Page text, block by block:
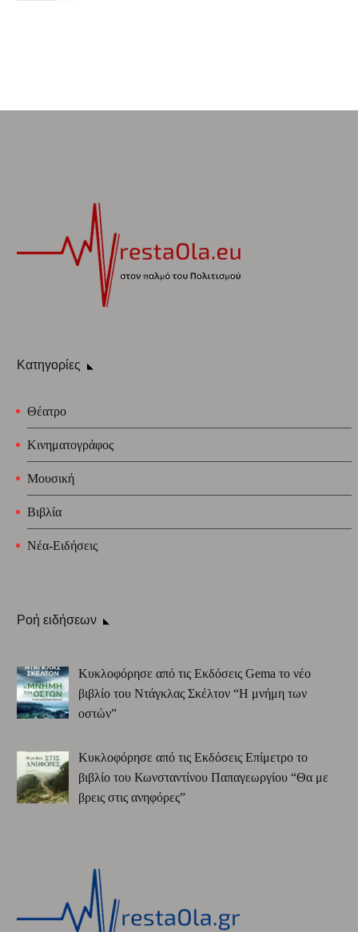
Κατηγορίες
Θέατρο
Κινηματογράφος
Μουσική
Βιβλία
Νέα-Ειδήσεις
Ροή ειδήσεων
Κυκλοφόρησε από τις Εκδόσεις Gema το νέο
βιβλίο του Ντάγκλας Σκέλτον “Η μνήμη των
οστών”
Κυκλοφόρησε από τις Εκδόσεις Επίμετρο το
βιβλίο του Κωνσταντίνου Παπαγεωργίου “Θα με
βρεις στις ανηφόρες”